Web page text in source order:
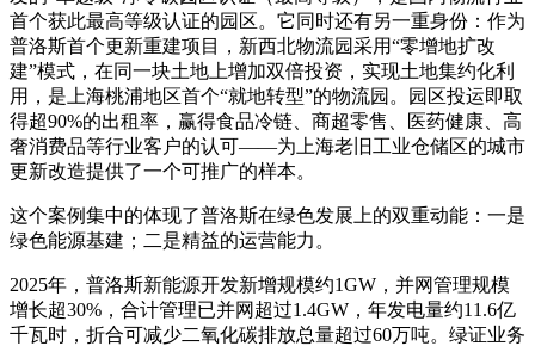
首个获此最高等级认证的园区。它同时还有另一重身份：作为
普洛斯首个更新重建项目，新西北物流园采用“零增地扩改
建”模式，在同一块土地上增加双倍投资，实现土地集约化利
用，是上海桃浦地区首个“就地转型”的物流园。园区投运即取
得超90%的出租率，赢得食品冷链、商超零售、医药健康、高
奢消费品等行业客户的认可——为上海老旧工业仓储区的城市
更新改造提供了一个可推广的样本。
这个案例集中的体现了普洛斯在绿色发展上的双重动能：一是
绿色能源基建；二是精益的运营能力。
2025年，普洛斯新能源开发新增规模约1GW，并网管理规模
增长超30%，合计管理已并网超过1.4GW，年发电量约11.6亿
千瓦时，折合可减少二氧化碳排放总量超过60万吨。绿证业务